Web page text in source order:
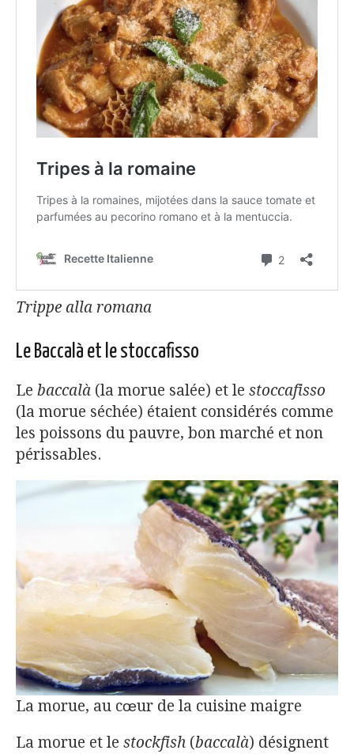
Trippe alla romana
Le Baccalà et le stoccafisso
Le baccalà (la morue salée) et le stoccafisso
(la morue séchée) étaient considérés comme
les poissons du pauvre, bon marché et non
périssables.
La morue, au cœur de la cuisine maigre
La morue et le stockfish (baccalà) désignent